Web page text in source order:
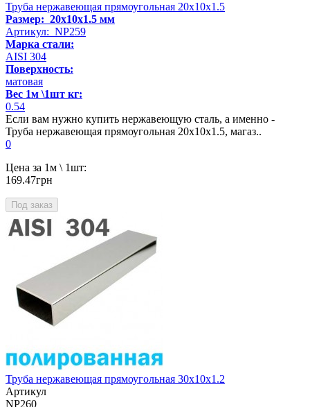
Труба нержавеющая прямоугольная 20х10х1.5
Размер: 20х10х1.5 мм
Артикул: NP259
Марка стали:
AISI 304
Поверхность:
матовая
Вес 1м \1шт кг:
0.54
Если вам нужно купить нержавеющую сталь, а именно -
Труба нержавеющая прямоугольная 20х10х1.5, магаз..
0
Цена за 1м \ 1шт:
169.47грн
Под заказ
Труба нержавеющая прямоугольная 30х10х1.2
Артикул
NP260